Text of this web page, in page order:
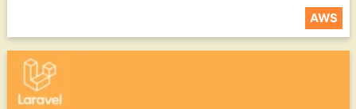
AWS